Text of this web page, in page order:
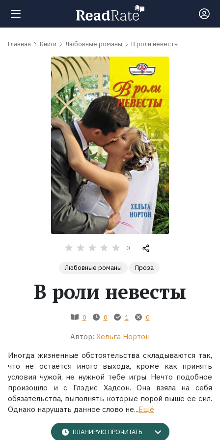
Поиск
Рейтинги
обсуждаемые
Экранизации
Главная Книги Любовные романы В роли невесты
0
Любовные романы Проза
В роли невесты
0 0 1 0
Автор: Хельга Нортон
Иногда жизненные обстоятельства складываются так,
что не остается иного выхода, кроме как принять
условия чужой, не нужной тебе игры. Нечто подобное
произошло и с Глэдис Хадсон. Она взяла на себя
обязательства, выполнять которые порой выше ее сил.
Однако нарушать данное слово не...Ещё
ПЛАНИРУЮ ПРОЧИТАТЬ